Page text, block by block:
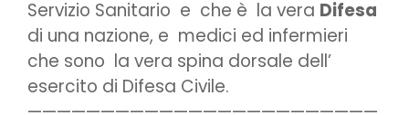
Servizio Sanitario e che è la vera Difesa
di una nazione, e medici ed infermieri
che sono la vera spina dorsale dell’
esercito di Difesa Civile.